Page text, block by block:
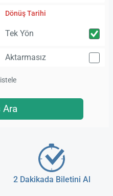
Dönüş Tarihi
Tek Yön
Aktarmasız
Ara
2 Dakikada Biletini Al